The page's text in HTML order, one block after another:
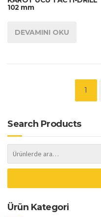
102 mm
DEVAMINI OKU
1
Search Products
Ürün Kategori